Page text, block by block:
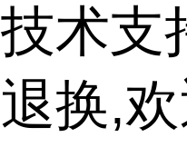
技术支
退换,